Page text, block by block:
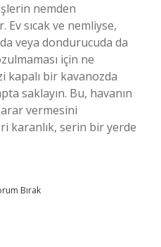
nemden
Ev sıcak ve nemliyse,
veya dondurucuda da
için ne
kapalı bir kavanozda
saklayın. Bu, havanın
vermesini
karanlık, serin bir yerde
Bırak